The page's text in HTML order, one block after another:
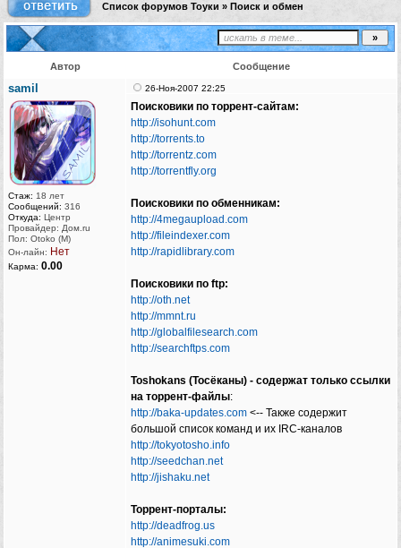
Список форумов Тоуки » Поиск и обмен
Автор Сообщение
samil
Стаж: 18 лет
Сообщений: 316
Откуда: Центр
Провайдер: Дом.ru
Пол: Otoko (M)
Он-лайн: Нет
Карма: 0.00
26-Ноя-2007 22:25
Поисковики по торрент-сайтам:
http://isohunt.com
http://torrents.to
http://torrentz.com
http://torrentfly.org
Поисковики по обменникам:
http://4megaupload.com
http://fileindexer.com
http://rapidlibrary.com
Поисковики по ftp:
http://oth.net
http://mmnt.ru
http://globalfilesearch.com
http://searchftps.com
Toshokans (Тосёканы) - содержат только ссылки
на торрент-файлы:
http://baka-updates.com ‍‍<‍‍-- Также содержит
большой список команд и их IRC-каналов
http://tokyotosho.info
http://seedchan.net
http://jishaku.net
Торрент-порталы:
http://deadfrog.us
http://animesuki.com